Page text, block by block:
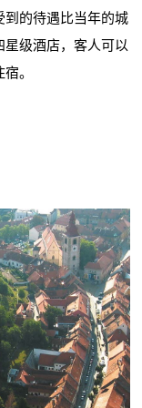
到的待遇比当年的城
级酒店，客人可以
。